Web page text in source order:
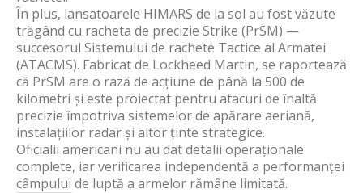
În plus, lansatoarele HIMARS de la sol au fost văzute
trăgând cu racheta de precizie Strike (PrSM) —
succesorul Sistemului de rachete Tactice al Armatei
(ATACMS). Fabricat de Lockheed Martin, se raportează
că PrSM are o rază de acțiune de până la 500 de
kilometri și este proiectat pentru atacuri de înaltă
precizie împotriva sistemelor de apărare aeriană,
instalațiilor radar și altor ținte strategice.
Oficialii americani nu au dat detalii operaționale
complete, iar verificarea independentă a performanței
câmpului de luptă a armelor rămâne limitată.